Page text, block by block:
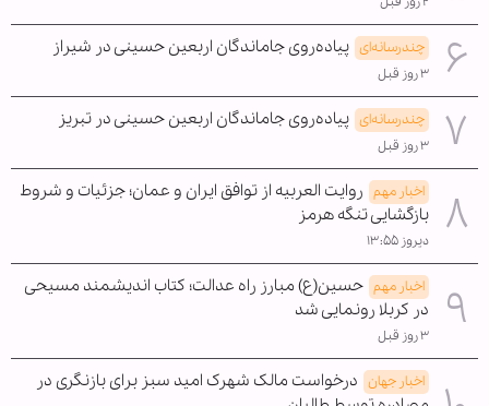
چندرسانه‌ای پیاده‌روی جاماندگان اربعین حسینی در شیراز
۳ روز قبل
چندرسانه‌ای پیاده‌روی جاماندگان اربعین حسینی در تبریز
۳ روز قبل
اخبار مهم روایت العربیه از توافق ایران و عمان؛ جزئیات و شروط
بازگشایی تنگه هرمز
دیروز ۱۳:۵۵
اخبار مهم حسین(ع) مبارز راه عدالت؛ کتاب اندیشمند مسیحی
در کربلا رونمایی شد
۳ روز قبل
اخبار جهان درخواست مالک شهرک امید سبز برای بازنگری در